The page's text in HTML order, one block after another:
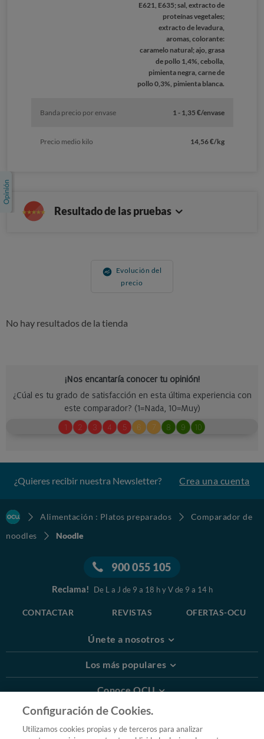
E621, E635; sal, extracto de
proteínas vegetales;
extracto de levadura,
aromas, colorante:
caramelo natural; ajo, grasa
de pollo 1,4%, cebolla,
pimienta negra, carne de
pollo 0,3%, pimienta blanca.
Banda precio por envase 1 - 1,35 €/envase
Precio medio kilo 14,56 €/kg
Resultado de las pruebas
Evolución del
precio
No hay resultados de la tienda
¿Quieres recibir nuestra Newsletter? Crea una cuenta
Alimentación : Platos preparados
Comparador de
noodles
Noodle
900 055 105
Reclama! De L a J de 9 a 18 h y V de 9 a 14 h
CONTACTAR REVISTAS OFERTAS-OCU
Únete a nosotros
Los más populares
Conoce OCU
Más Información
Configuración de Cookies.
Utilizamos cookies propias y de terceros para analizar